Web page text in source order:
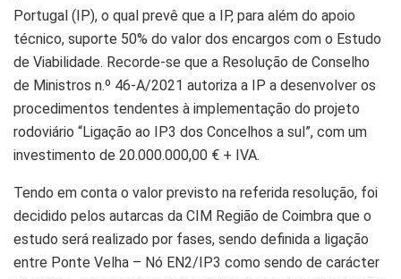
Portugal (IP), o qual prevê que a IP, para além do apoio
técnico, suporte 50% do valor dos encargos com o Estudo
de Viabilidade. Recorde-se que a Resolução de Conselho
de Ministros n.º 46-A/2021 autoriza a IP a desenvolver os
procedimentos tendentes à implementação do projeto
rodoviário “Ligação ao IP3 dos Concelhos a sul”, com um
investimento de 20.000.000,00 € + IVA.
Tendo em conta o valor previsto na referida resolução, foi
decidido pelos autarcas da CIM Região de Coimbra que o
estudo será realizado por fases, sendo definida a ligação
entre Ponte Velha – Nó EN2/IP3 como sendo de carácter